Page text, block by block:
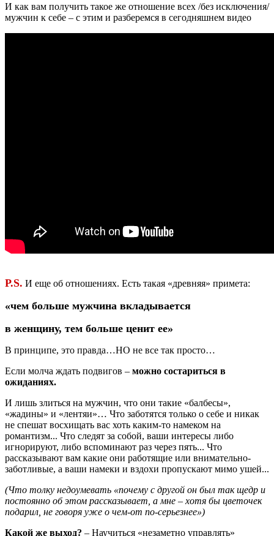
И как вам получить такое же отношение всех /без исключения/
мужчин к себе – с этим и разберемся в сегодняшнем видео
P.S. И еще об отношениях. Есть такая «древняя» примета:
«чем больше мужчина вкладывается
в женщину, тем больше ценит ее»
В принципе, это правда…НО не все так просто…
Если молча ждать подвигов – можно состариться в
ожиданиях.
И лишь злиться на мужчин, что они такие «балбесы»,
«жадины» и «лентяи»… Что заботятся только о себе и никак
не спешат восхищать вас хоть каким-то намеком на
романтизм... Что следят за собой, ваши интересы либо
игнорируют, либо вспоминают раз через пять... Что
рассказывают вам какие они работящие или внимательно-
заботливые, а ваши намеки и вздохи пропускают мимо ушей...
(Что толку недоумевать «почему с другой он был так щедр и
постоянно об этом рассказывает, а мне – хотя бы цветочек
подарил, не говоря уже о чем-от по-серьезнее»)
Какой же выход? – Научиться «незаметно управлять»